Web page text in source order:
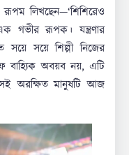
লিখছেন—‘শিশিরেও
গভীর রূপক। যন্ত্রণার
সয়ে শিল্পী নিজের
বাহ্যিক অবয়ব নয়, এটি
অরক্ষিত মানুষটি আজ